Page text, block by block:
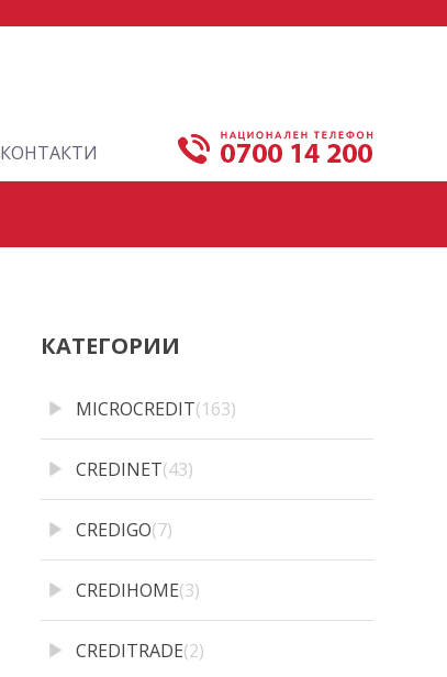
КОНТАКТИ
КАТЕГОРИИ
MICROCREDIT(163)
CREDINET(43)
CREDIGO(7)
CREDIHOME(3)
CREDITRADE(2)